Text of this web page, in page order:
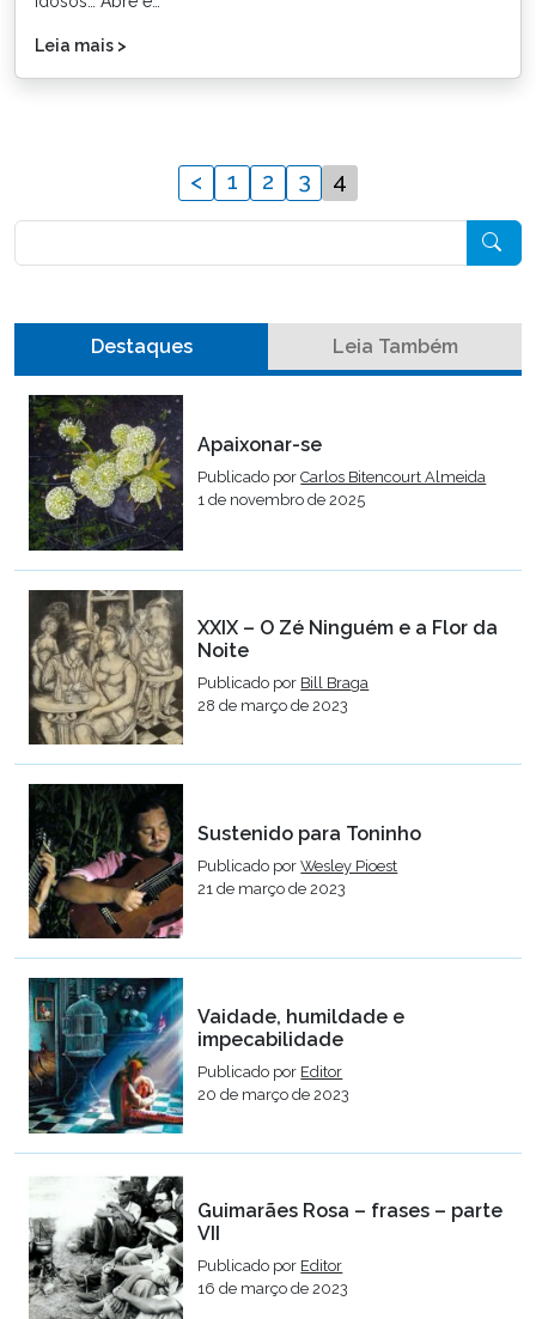
Leia mais >
< 1 2 3 4
Destaques Leia Também
Apaixonar-se
Publicado porCarlos Bitencourt Almeida
1 de novembro de 2025
XXIX – O Zé Ninguém e a Flor da
Noite
Publicado por Bill Braga
28 de março de 2023
Sustenido para Toninho
Publicado porWesley Pioest
21 de março de 2023
Vaidade, humildade e
impecabilidade
Publicado por Editor
20 de março de 2023
Guimarães Rosa – frases – parte
VII
Publicado por Editor
16 de março de 2023